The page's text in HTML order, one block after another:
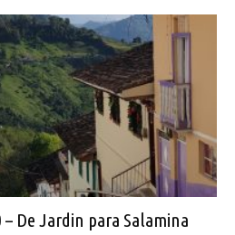
De Jardin para Salamina